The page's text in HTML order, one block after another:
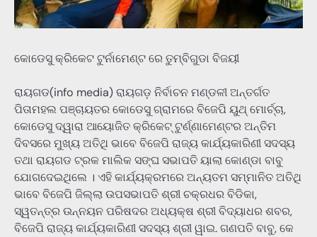
କୋଡେସୁ କ୍ରିକେଟ ଟୁର୍ନାମେଣ୍ଟ ରେ ତୁମ୍ବିଗୁଡା ବିଜୟୀ
ରାୟଗଡ(info media) ରାୟଗଡ଼ ନିର୍ବାଚନ ମଣ୍ଡଳୀ ଅନ୍ତର୍ଗତ
ପିତାମହଲ ପଞ୍ଚାୟତର କୋଡେସୁ ଗ୍ରାମରେ ବିଜେପି ୟୁଥ୍ ମୋର୍ଚ୍ଚା,
କୋଡେସୁ ଦ୍ୱାରା ଆୟୋଜିତ କ୍ରିକେଟ୍ ଟୁର୍ଣ୍ଣାମେଣ୍ଟର ଅନ୍ତିମ
ଦିବସରେ ମୁଖ୍ୟ ଅତିଥି ଭାବେ ବିଜେପି ରାଜ୍ୟ କାର୍ଯ୍ୟକାରିଣୀ ସଦସ୍ୟ
ତଥା ରାୟଗଡ ଟ୍ରକ ମାଲିକ ସଙ୍ଘ ସଭାପତି ୟାଲା କୋଣ୍ଡା ବାବୁ
ଯୋଗଦେଇଥିଲେ । ଏହି କାର୍ଯ୍ୟକ୍ରମରେ ଅନ୍ୟତମ ସମ୍ମାନିତ ଅତିଥି
ଭାବେ ବିଜେପି ଜିଲ୍ଲା ଉପସଭାପତି ଶ୍ରୀ ଚକ୍ରଧର ବିଡିକା,
ସ୍ୱତନ୍ତ୍ର ଉନ୍ନୟନ ପରିଷଦର ଅଧ୍ୟକ୍ଷ ଶ୍ରୀ ବିଦ୍ୟାଧର ଶବର,
ବିଜେପି ରାଜ୍ୟ କାର୍ଯ୍ୟକାରିଣୀ ସଦସ୍ୟ ଶ୍ରୀ ୱାଇ. ଗଣପତି ବାବୁ, କେ